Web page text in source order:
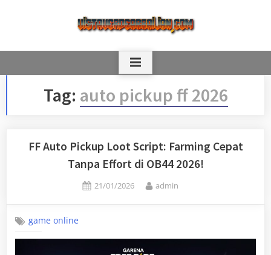
Tag: auto pickup ff 2026
FF Auto Pickup Loot Script: Farming Cepat
Tanpa Effort di OB44 2026!
Posted
21/01/2026 By
admin
game online